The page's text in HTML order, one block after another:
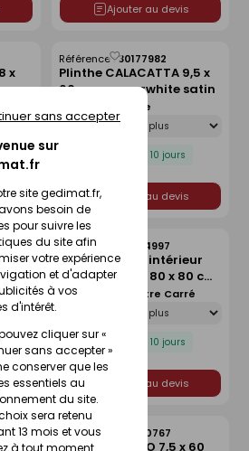
sur
site gedimat.fr,
besoin de
pour suivre les
du site afin
votre expérience
et d'adapter
à vos
d'intérêt.
cliquer sur «
sans accepter »
conserver que les
essentiels au
du site.
sera retenu
13 mois et vous
à tout moment
sans accepter
Ajouter au devis
x
Plinthe CALACATTA 9,5 x
60 cm - superwhite satin
Référence :30177982
Déclinaison
Disponible sous 10 jours
TTC/Pièce
Ajouter au devis
Enregistrer
comme
liste
Carrelage sol intérieur
CEMENTSIDE - 80 x 80 cm
ép.9mm - light grey
Référence : 30354997
Disponible sous 10 jours
43,90€ TTC/Mètre Carré
Ajouter au devis
Enregistrer
comme
liste
Plinthe TITANIO 7,5 x 60
Référence : 30300767
Enregistrer